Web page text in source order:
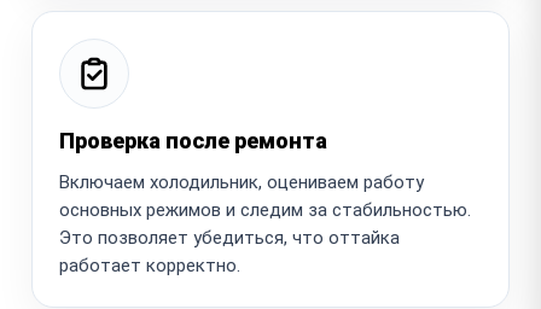
Проверка после ремонта
Включаем холодильник, оцениваем работу
основных режимов и следим за стабильностью.
Это позволяет убедиться, что оттайка
работает корректно.